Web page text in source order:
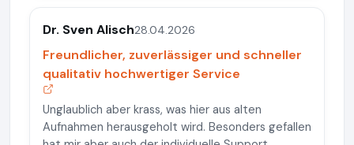
Dr. Sven Alisch28.04.2026
Freundlicher, zuverlässiger und schneller
qualitativ hochwertiger Service
Unglaublich aber krass, was hier aus alten
Aufnahmen herausgeholt wird. Besonders gefallen